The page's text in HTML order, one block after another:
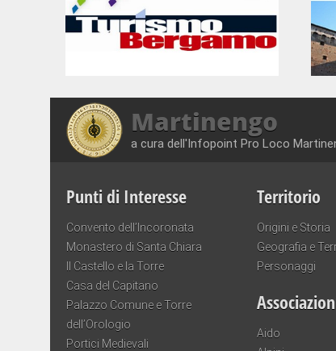
Martinengo
a cura dell'Infopoint Pro Loco
Punti di Interesse
Convento dell’Incoronata
Monastero di Santa Chiara
Il Castello e la Torre
Casa del Capitano
Palazzo Comune e Torre
dell’Orologio
Portici Medievali
Territorio
Origini e Storia
Geografia e
Personaggi
Aido